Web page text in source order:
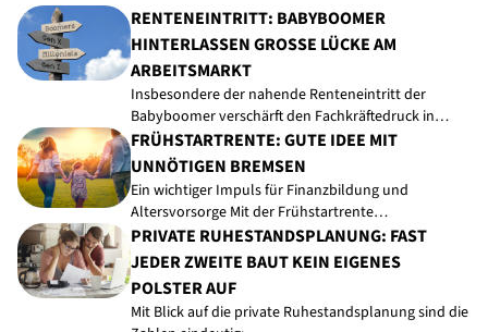
RENTENEINTRITT: BABYBOOMER
HINTERLASSEN GROSSE LÜCKE AM A
RBEITSMARKT
Insbesondere der nahende Renteneintritt der
Babyboomer verschärft den Fachkräftedruck in…
FRÜHSTARTRENTE: GUTE IDEE MIT
UNNÖTIGEN BREMSEN
Ein wichtiger Impuls für Finanzbildung und
Altersvorsorge Mit der Frühstartrente…
PRIVATE RUHESTANDSPLANUNG: FAST
JEDER ZWEITE BAUT KEIN EIGENES
POLSTER AUF
Mit Blick auf die private Ruhestandsplanung sind die